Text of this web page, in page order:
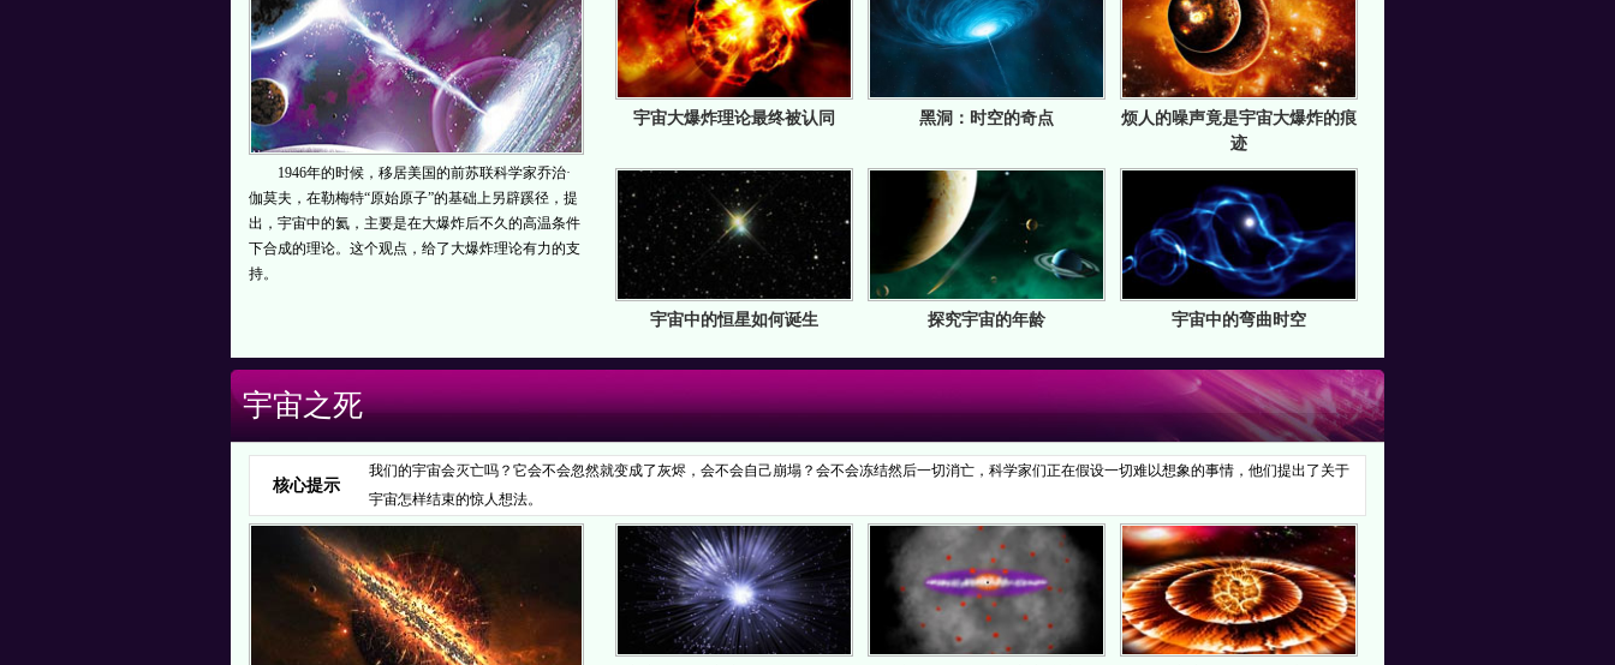
1946年的时候，移居美国的前苏联科学家乔治·
伽莫夫，在勒梅特“原始原子”的基础上另辟蹊径，提
出，宇宙中的氦，主要是在大爆炸后不久的高温条件
下合成的理论。这个观点，给了大爆炸理论有力的支
持。
宇宙大爆炸理论最终被认同 黑洞：时空的奇点
烦人的噪声竟是宇宙大爆炸的痕
迹
宇宙中的恒星如何诞生 探究宇宙的年龄 宇宙中的弯曲时空
宇宙之死
核心提示
我们的宇宙会灭亡吗？它会不会忽然就变成了灰烬，会不会自己崩塌？会不会冻结然后一切消亡，科学家们正在假设一切难以想象的事情，他们提出了关于
宇宙怎样结束的惊人想法。